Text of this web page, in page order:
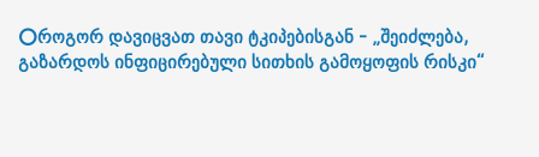
⭕როგორ დავიცვათ თავი ტკიპებისგან - „შეიძლება,
გაზარდოს ინფიცირებული სითხის გამოყოფის რისკი“